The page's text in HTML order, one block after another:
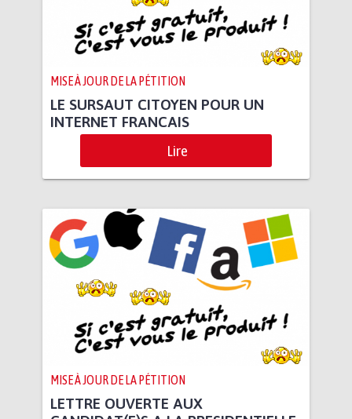
MISE À JOUR DE LA PÉTITION
LE SURSAUT CITOYEN POUR UN
INTERNET FRANCAIS
Lire
MISE À JOUR DE LA PÉTITION
LETTRE OUVERTE AUX